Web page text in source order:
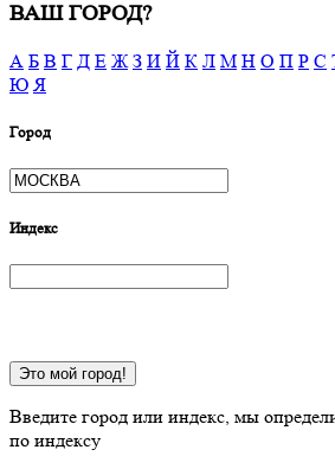
ВАШ ГОРОД?
А Б В Г Д Е Ж З И Й К Л М Н О П Р С
Ю Я
Город
Индекс
Это мой город!
Введите город или индекс, мы
по индексу